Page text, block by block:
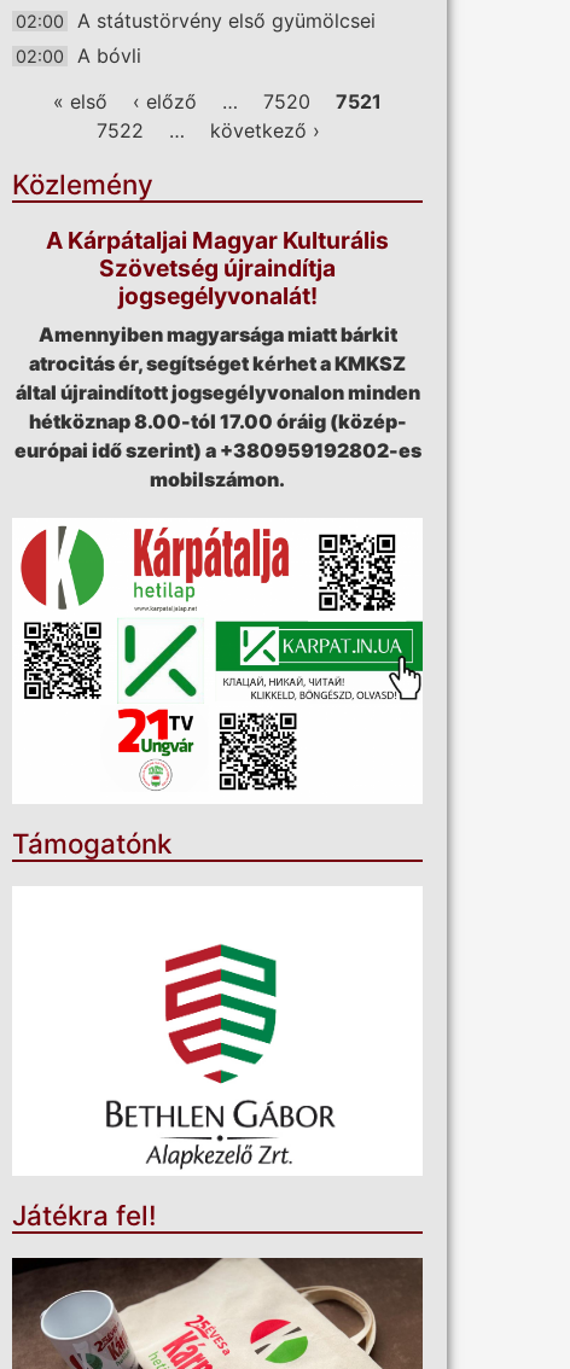
02:00 A státustörvény első gyümölcsei
02:00 A bóvli
Oldalak
« első ‹ előző … 7520
7521
7522
… következő ›
Közlemény
A Kárpátaljai Magyar Kulturális
Szövetség újraindítja
jogsegélyvonalát!
Amennyiben magyarsága miatt bárkit
atrocitás ér, segítséget kérhet a KMKSZ
által újraindított jogsegélyvonalon minden
hétköznap 8.00-tól 17.00 óráig (közép-
európai idő szerint) a +380959192802-es
mobilszámon.
Támogatónk
Játékra fel!